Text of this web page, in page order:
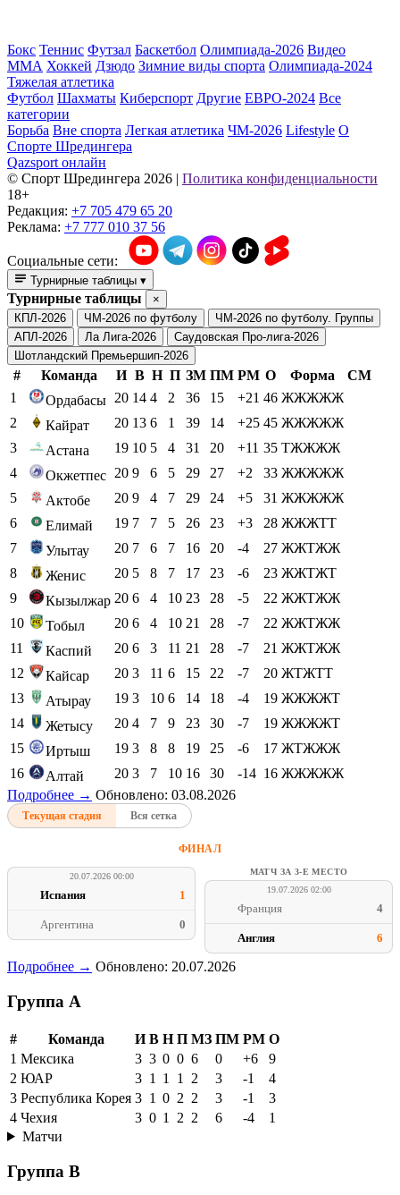
Бокс Теннис Футзал Баскетбол Олимпиада-2026 Видео
ММА Хоккей Дзюдо Зимние виды спорта Олимпиада-2024
Тяжелая атлетика
Футбол Шахматы Киберспорт Другие ЕВРО-2024 Все
категории
Борьба Вне спорта Легкая атлетика ЧМ-2026 Lifestyle О
Спорте Шредингера
Qazsport онлайн
© Cпорт Шредингера 2026
Политика конфиденциальности
18+
Редакция: +7 705 479 65 20
Реклама: +7 777 010 37 56
Социальные сети:
Турнирные таблицы ▾
Турнирные таблицы
×
КПЛ-2026
ЧМ-2026 по футболу
ЧМ-2026 по футболу. Группы
АПЛ-2026
Ла Лига-2026
Саудовская Про-лига-2026
Шотландский Премьершип-2026
# Команда И В Н П ЗМ ПМ РМ О Форма
СМ
1
Ордабасы 20 14 4 2 36 15 +21 46 ЖЖЖЖЖ
2
Кайрат 20 13 6 1 39 14 +25 45 ЖЖЖЖЖ
3
Астана 19 10 5 4 31 20 +11 35 ТЖЖЖЖ
4
Окжетпес 20 9 6 5 29 27 +2 33 ЖЖЖЖЖ
5
Актобе 20 9 4 7 29 24 +5 31 ЖЖЖЖЖ
6
Елимай 19 7 7 5 26 23 +3 28 ЖЖЖТТ
7
Улытау 20 7 6 7 16 20 -4 27 ЖЖТЖЖ
8
Женис 20 5 8 7 17 23 -6 23 ЖЖТЖТ
9
Кызылжар 20 6 4 10 23 28 -5 22 ЖЖТЖЖ
10
Тобыл 20 6 4 10 21 28 -7 22 ЖЖТЖЖ
11
Каспий 20 6 3 11 21 28 -7 21 ЖЖТЖЖ
12
Кайсар 20 3 11 6 15 22 -7 20 ЖТЖТТ
13
Атырау 19 3 10 6 14 18 -4 19 ЖЖЖЖТ
14
Жетысу 20 4 7 9 23 30 -7 19 ЖЖЖЖТ
15
Иртыш 19 3 8 8 19 25 -6 17 ЖТЖЖЖ
16
Алтай 20 3 7 10 16 30 -14 16 ЖЖЖЖЖ
Подробнее → Обновлено: 03.08.2026
Текущая стадия Вся сетка
ФИНАЛ
20.07.2026 00:00
Испания 1
Аргентина 0
МАТЧ ЗА 3-Е МЕСТО
19.07.2026 02:00
Франция 4
Англия 6
Подробнее → Обновлено: 20.07.2026
Группа A
# Команда И В Н П МЗ ПМ РМ О
1 Мексика 3 3 0 0 6 0 +6
9
2 ЮАР 3 1 1 1 2 3 -1
4
3 Республика Корея 3 1 0 2 2 3 -1
3
4 Чехия 3 0 1 2 2 6 -4
1
Матчи
Группа B